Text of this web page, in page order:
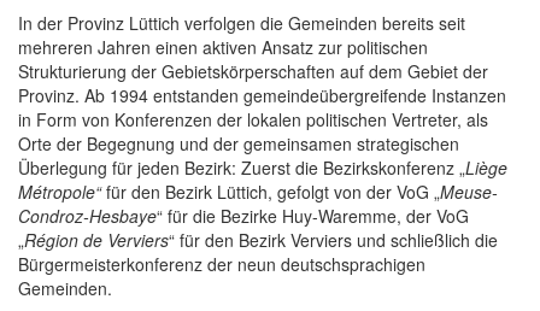
In der Provinz Lüttich verfolgen die Gemeinden bereits seit
mehreren Jahren einen aktiven Ansatz zur politischen
Strukturierung der Gebietskörperschaften auf dem Gebiet der
Provinz. Ab 1994 entstanden gemeindeübergreifende Instanzen
in Form von Konferenzen der lokalen politischen Vertreter, als
Orte der Begegnung und der gemeinsamen strategischen
Überlegung für jeden Bezirk: Zuerst die Bezirkskonferenz „Liège
Métropole“für den Bezirk Lüttich, gefolgt von der VoG „Meuse-
Condroz-Hesbaye“ für die Bezirke Huy-Waremme, der VoG
„Région de Verviers“ für den Bezirk Verviers und schließlich die
Bürgermeisterkonferenz der neun deutschsprachigen
Gemeinden.